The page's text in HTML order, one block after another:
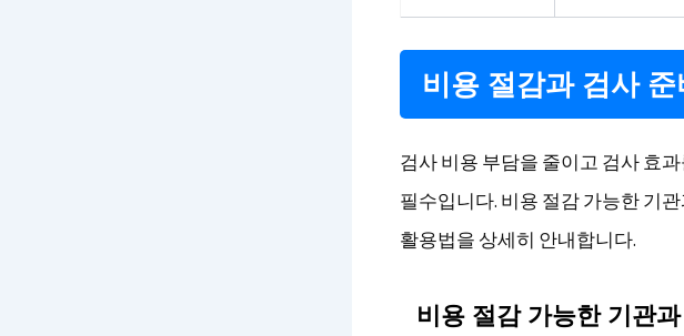
비용 절감과 검사 준
검사 비용 부담을 줄이고 검사 효
필수입니다. 비용 절감 가능한 기
활용법을 상세히 안내합니다.
비용 절감 가능한 기관